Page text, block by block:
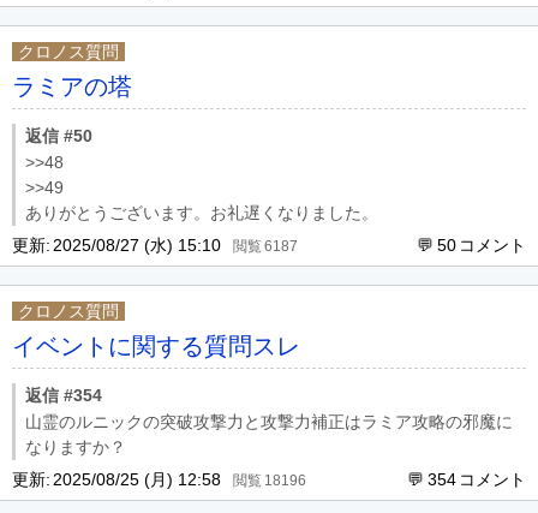
クロノス質問
ラミアの塔
返信 #50
>>48
>>49
ありがとうございます。お礼遅くなりました。
更新: 2025/08/27 (水) 15:10 6187 50
クロノス質問
イベントに関する質問スレ
返信 #354
山霊のルニックの突破攻撃力と攻撃力補正はラミア攻略の邪魔に
なりますか？
更新: 2025/08/25 (月) 12:58 18196 354